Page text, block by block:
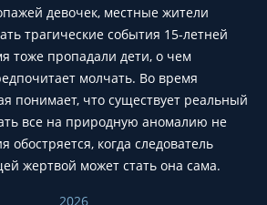
девочек, местные жители
трагические события 15-летней
тоже пропадали дети, о чем
молчать. Во время
понимает, что существует реальный
все на природную аномалию не
обостряется, когда следователь
жертвой может стать она сама.
2026